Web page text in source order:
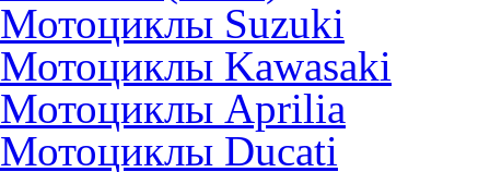
Мотоциклы Suzuki
Мотоциклы Kawasaki
Мотоциклы Aprilia
Мотоциклы Ducati